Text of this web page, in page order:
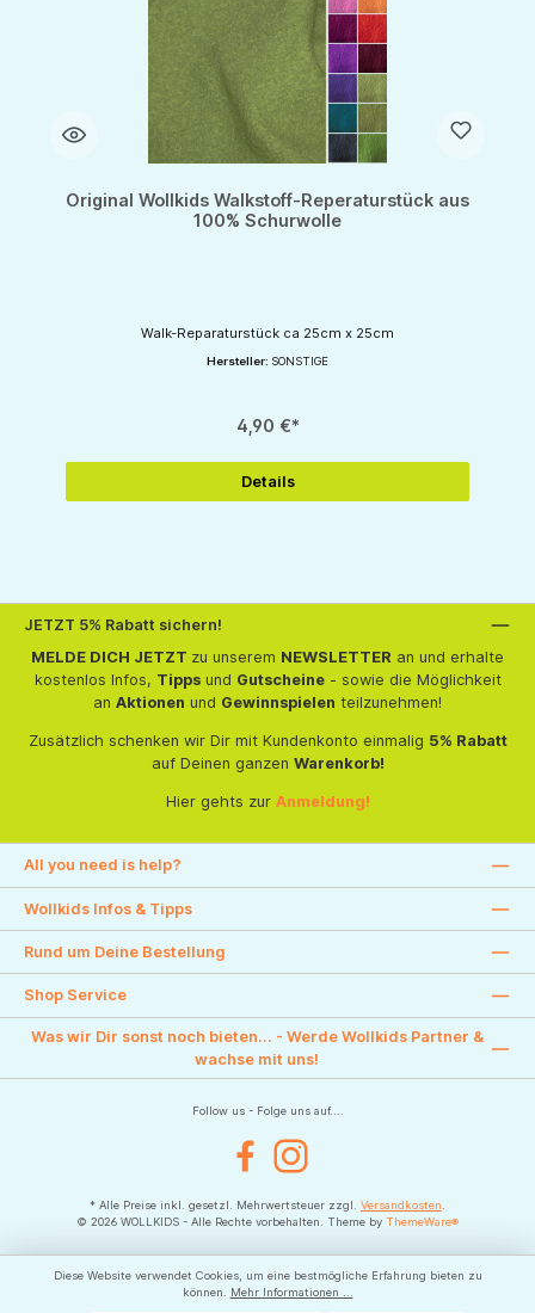
Original Wollkids Walkstoff-Reperaturstück aus
100% Schurwolle
Walk-Reparaturstück ca 25cm x 25cm
Hersteller: SONSTIGE
4,90 €*
Details
JETZT 5% Rabatt sichern!
MELDE DICH JETZT zu unserem NEWSLETTER an und erhalte
kostenlos Infos, Tippsund Gutscheine- sowie die Möglichkeit
an Aktionen und Gewinnspielen teilzunehmen!
Zusätzlich schenken wir Dir mit Kundenkonto einmalig 5% Rabatt
auf Deinen ganzen Warenkorb!
Hier gehts zur Anmeldung!
All you need is help?
Wollkids Infos & Tipps
Rund um Deine Bestellung
Shop Service
Was wir Dir sonst noch bieten... - Werde Wollkids Partner &
wachse mit uns!
Follow us - Folge uns auf....
FacebookInstagram
* Alle Preise inkl. gesetzl. Mehrwertsteuer zzgl. Versandkosten
© 2026 WOLLKIDS - Alle Rechte vorbehalten. Theme by ThemeWare®
Diese Website verwendet Cookies, um eine bestmögliche Erfahrung bieten zu
können.
Mehr Informationen ...